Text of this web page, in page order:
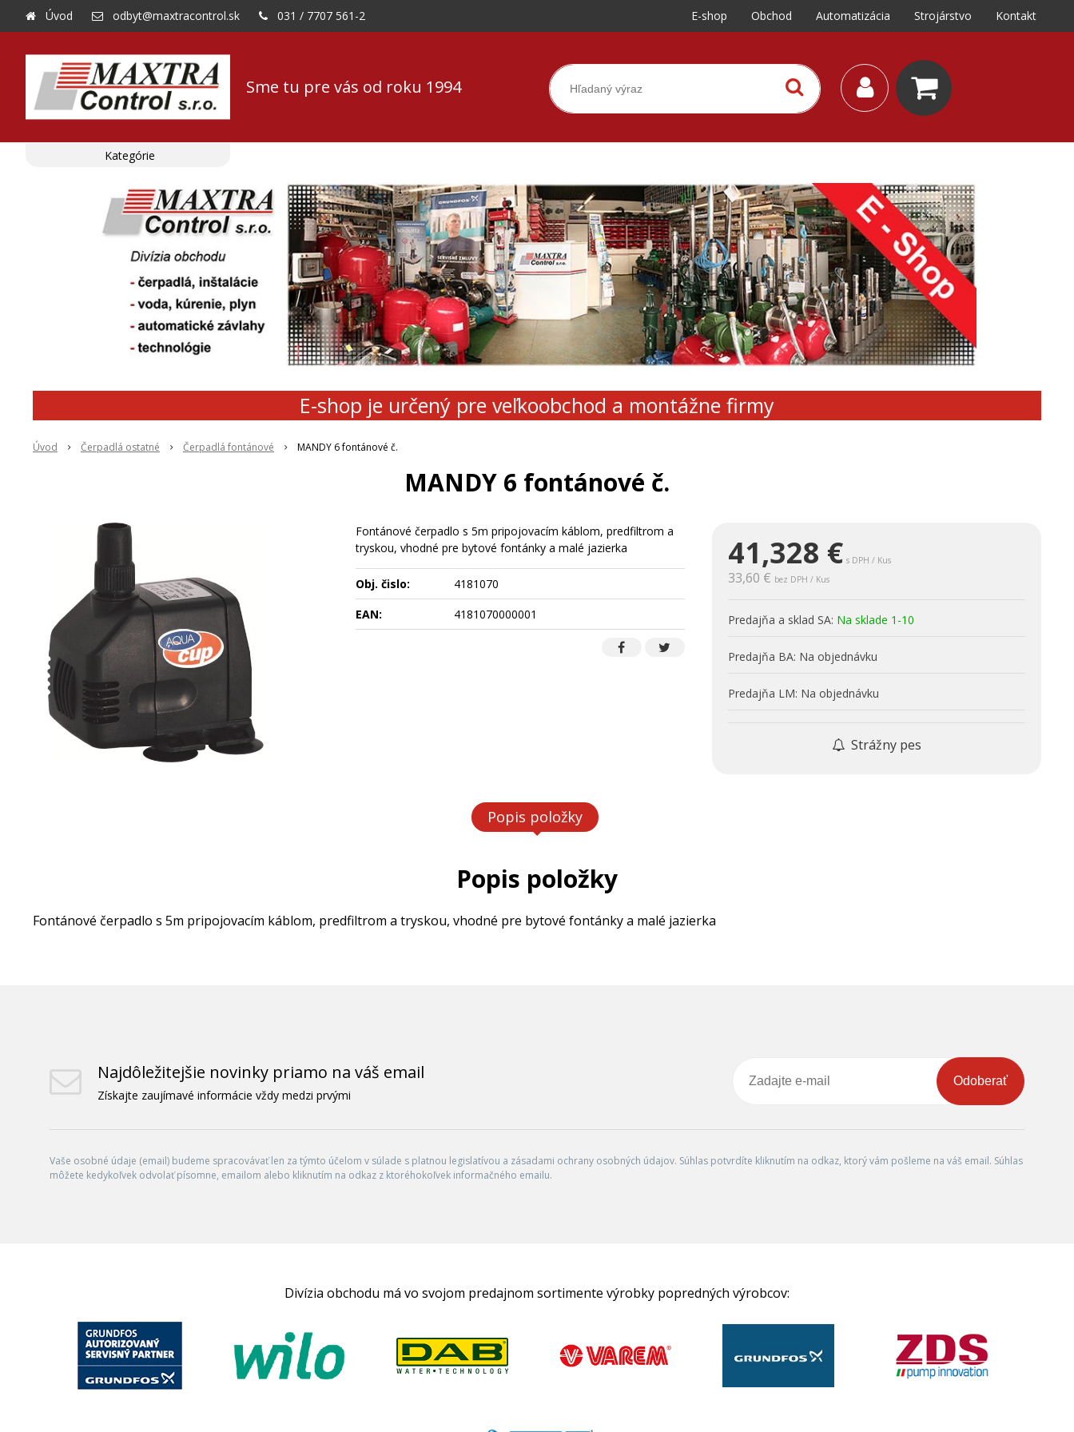
Sme tu pre vás od roku 1994
Úvod odbyt@maxtracontrol.sk 031 / 7707 561-2 E-shop Obchod Automatizácia Strojárstvo Kontakt
E-shop je určený pre veľkoobchod a montážne firmy
Úvod Čerpadlá ostatné Čerpadlá fontánové MANDY 6 fontánové č.
MANDY 6 fontánové č.
41,328 € s DPH / Kus
33,60 € bez DPH / Kus
Predajňa a sklad SA: Na sklade 1-10
Predajňa BA: Na objednávku
Predajňa LM: Na objednávku
Strážny pes
Fontánové čerpadlo s 5m pripojovacím káblom, predfiltrom a
tryskou, vhodné pre bytové fontánky a malé jazierka
Obj. čislo:
4181070
EAN:
4181070000001
Popis položky
Popis položky
Fontánové čerpadlo s 5m pripojovacím káblom, predfiltrom a tryskou, vhodné pre bytové fontánky a malé jazierka
Kategórie
Najdôležitejšie novinky priamo na váš email
Získajte zaujímavé informácie vždy medzi prvými
Odoberať
Vaše osobné údaje (email) budeme spracovávať len za týmto účelom v súlade s platnou legislatívou a zásadami ochrany osobných údajov. Súhlas potvrdíte kliknutím na odkaz, ktorý vám pošleme na váš email. Súhlas
môžete kedykoľvek odvolať písomne, emailom alebo kliknutím na odkaz z ktoréhokoľvek informačného emailu.
Divízia obchodu má vo svojom predajnom sortimente výrobky popredných výrobcov: